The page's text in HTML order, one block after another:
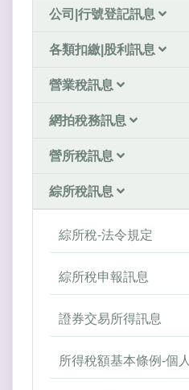
公司|行號登記訊息
各類扣繳|股利訊息
營業稅訊息
網拍稅務訊息
營所稅訊息
綜所稅訊息
綜所稅-法令規定
綜所稅申報訊息
證券交易所得訊息
所得稅額基本條例-個人